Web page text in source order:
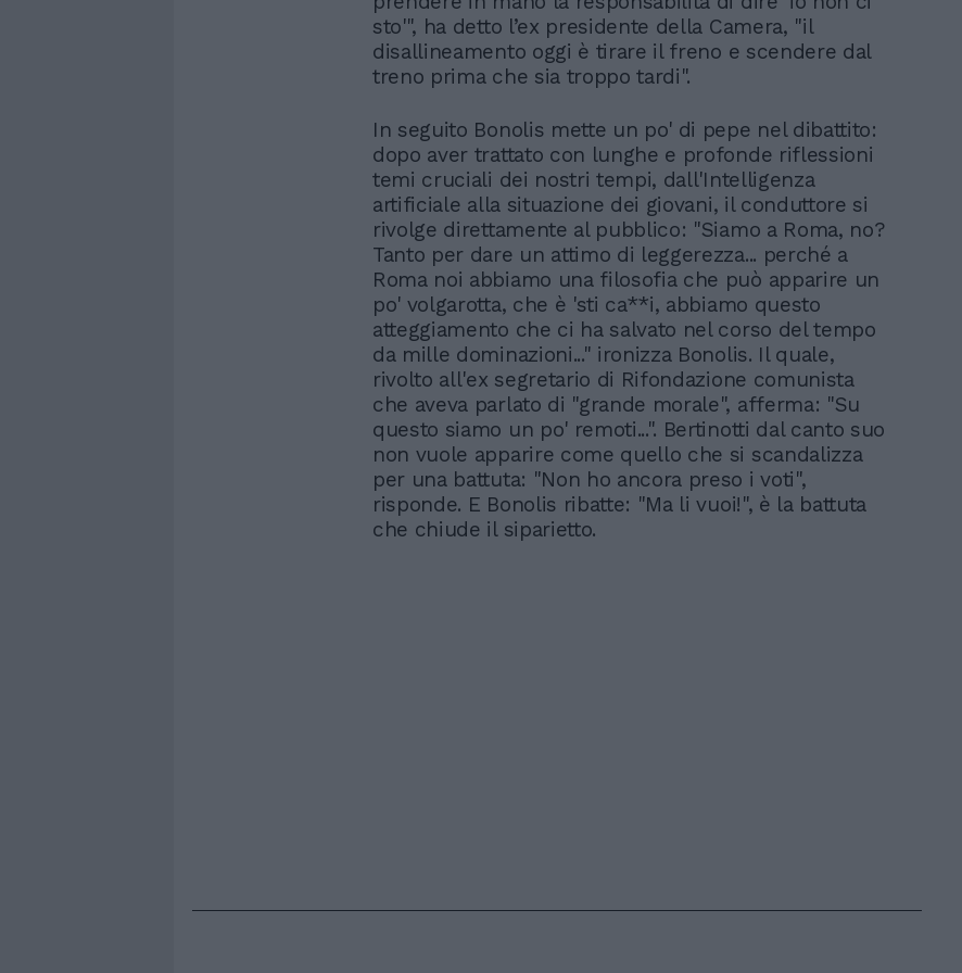
sto'", ha detto l’ex presidente della Camera, "il
disallineamento oggi è tirare il freno e scendere dal
treno prima che sia troppo tardi".
In seguito Bonolis mette un po' di pepe nel dibattito:
dopo aver trattato con lunghe e profonde riflessioni
temi cruciali dei nostri tempi, dall'Intelligenza
artificiale alla situazione dei giovani, il conduttore si
rivolge direttamente al pubblico: "Siamo a Roma, no?
Tanto per dare un attimo di leggerezza... perché a
Roma noi abbiamo una filosofia che può apparire un
po' volgarotta, che è 'sti ca**i, abbiamo questo
atteggiamento che ci ha salvato nel corso del tempo
da mille dominazioni..." ironizza Bonolis. Il quale,
rivolto all'ex segretario di Rifondazione comunista
che aveva parlato di "grande morale", afferma: "Su
questo siamo un po' remoti...". Bertinotti dal canto suo
non vuole apparire come quello che si scandalizza
per una battuta: "Non ho ancora preso i voti",
risponde. E Bonolis ribatte: "Ma li vuoi!", è la battuta
che chiude il siparietto.